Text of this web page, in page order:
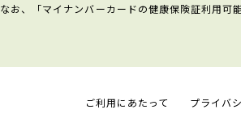
なお、「マイナンバーカードの健康保険証利用可
ご利用にあたって プライバ